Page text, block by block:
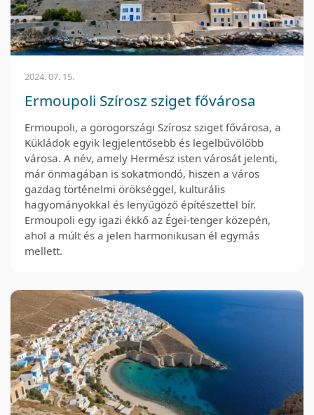
2024. 07. 15.
Ermoupoli Szírosz sziget fővárosa
Ermoupoli, a görögországi Szírosz sziget fővárosa, a
Kükládok egyik legjelentősebb és legelbűvölőbb
városa. A név, amely Hermész isten városát jelenti,
már önmagában is sokatmondó, hiszen a város
gazdag történelmi örökséggel, kulturális
hagyományokkal és lenyűgöző építészettel bír.
Ermoupoli egy igazi ékkő az Égei-tenger közepén,
ahol a múlt és a jelen harmonikusan él egymás
mellett.